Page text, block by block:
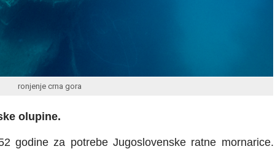
ronjenje crna gora
olupine.
godine za potrebe Jugoslovenske ratne mornarice.